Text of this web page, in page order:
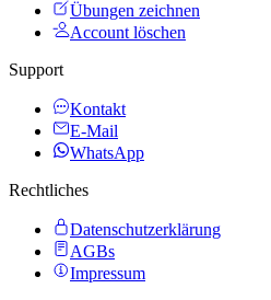
Übungen zeichnen
Account löschen
Support
Kontakt
E-Mail
WhatsApp
Rechtliches
Datenschutzerklärung
AGBs
Impressum